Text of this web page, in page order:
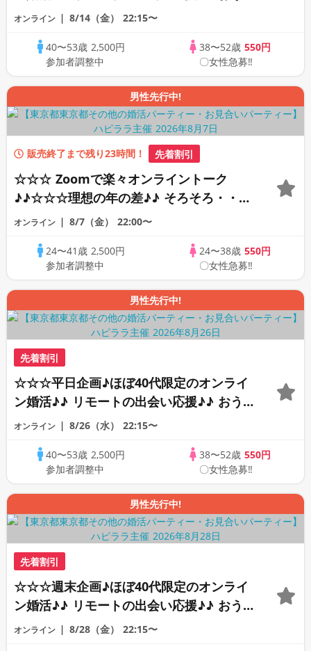
ちで乾杯しませんか♪♪ ☆全国の方が対象
PARTY!!
オンライン 8/14（金） 22:15〜
40〜53歳 2,500円
参加者調整中
38〜52歳 550円
〇女性急募‼
男性先行中!
販売終了まで残り23時間！ 先着割引
☆☆☆ Zoomで楽々オンライントーク
♪♪☆☆☆理想の年の差♪♪ そろそろ・・・
素敵な恋人見つけたい♪ ♪☆カジュアルな
行あり♪♪
オンライン 8/7（金） 22:00〜
24〜41歳 2,500円
参加者調整中
24〜38歳 550円
〇女性急募‼
男性先行中!
先着割引
☆☆☆平日企画♪ほぼ40代限定のオンライ
ン婚活♪♪ リモートの出会い応援♪♪ おう
ちで乾杯しませんか♪♪ ☆全国の方が対象
PARTY!!
オンライン 8/26（水） 22:15〜
40〜53歳 2,500円
参加者調整中
38〜52歳 550円
〇女性急募‼
男性先行中!
先着割引
☆☆☆週末企画♪ほぼ40代限定のオンライ
ン婚活♪♪ リモートの出会い応援♪♪ おう
ちで乾杯しませんか♪♪ ☆全国の方が対象
オンライン 8/28（金） 22:15〜